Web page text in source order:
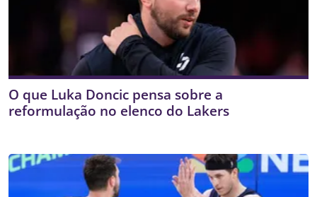
O que Luka Doncic pensa sobre a
reformulação no elenco do Lakers